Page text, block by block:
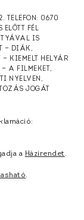
TELEFON: 0670
FÉL
IS
— DIÁK,
KIEMELT HELYÁR
— A FILMEKET,
NYELVEN,
JOGÁT
a Házirendet.
.